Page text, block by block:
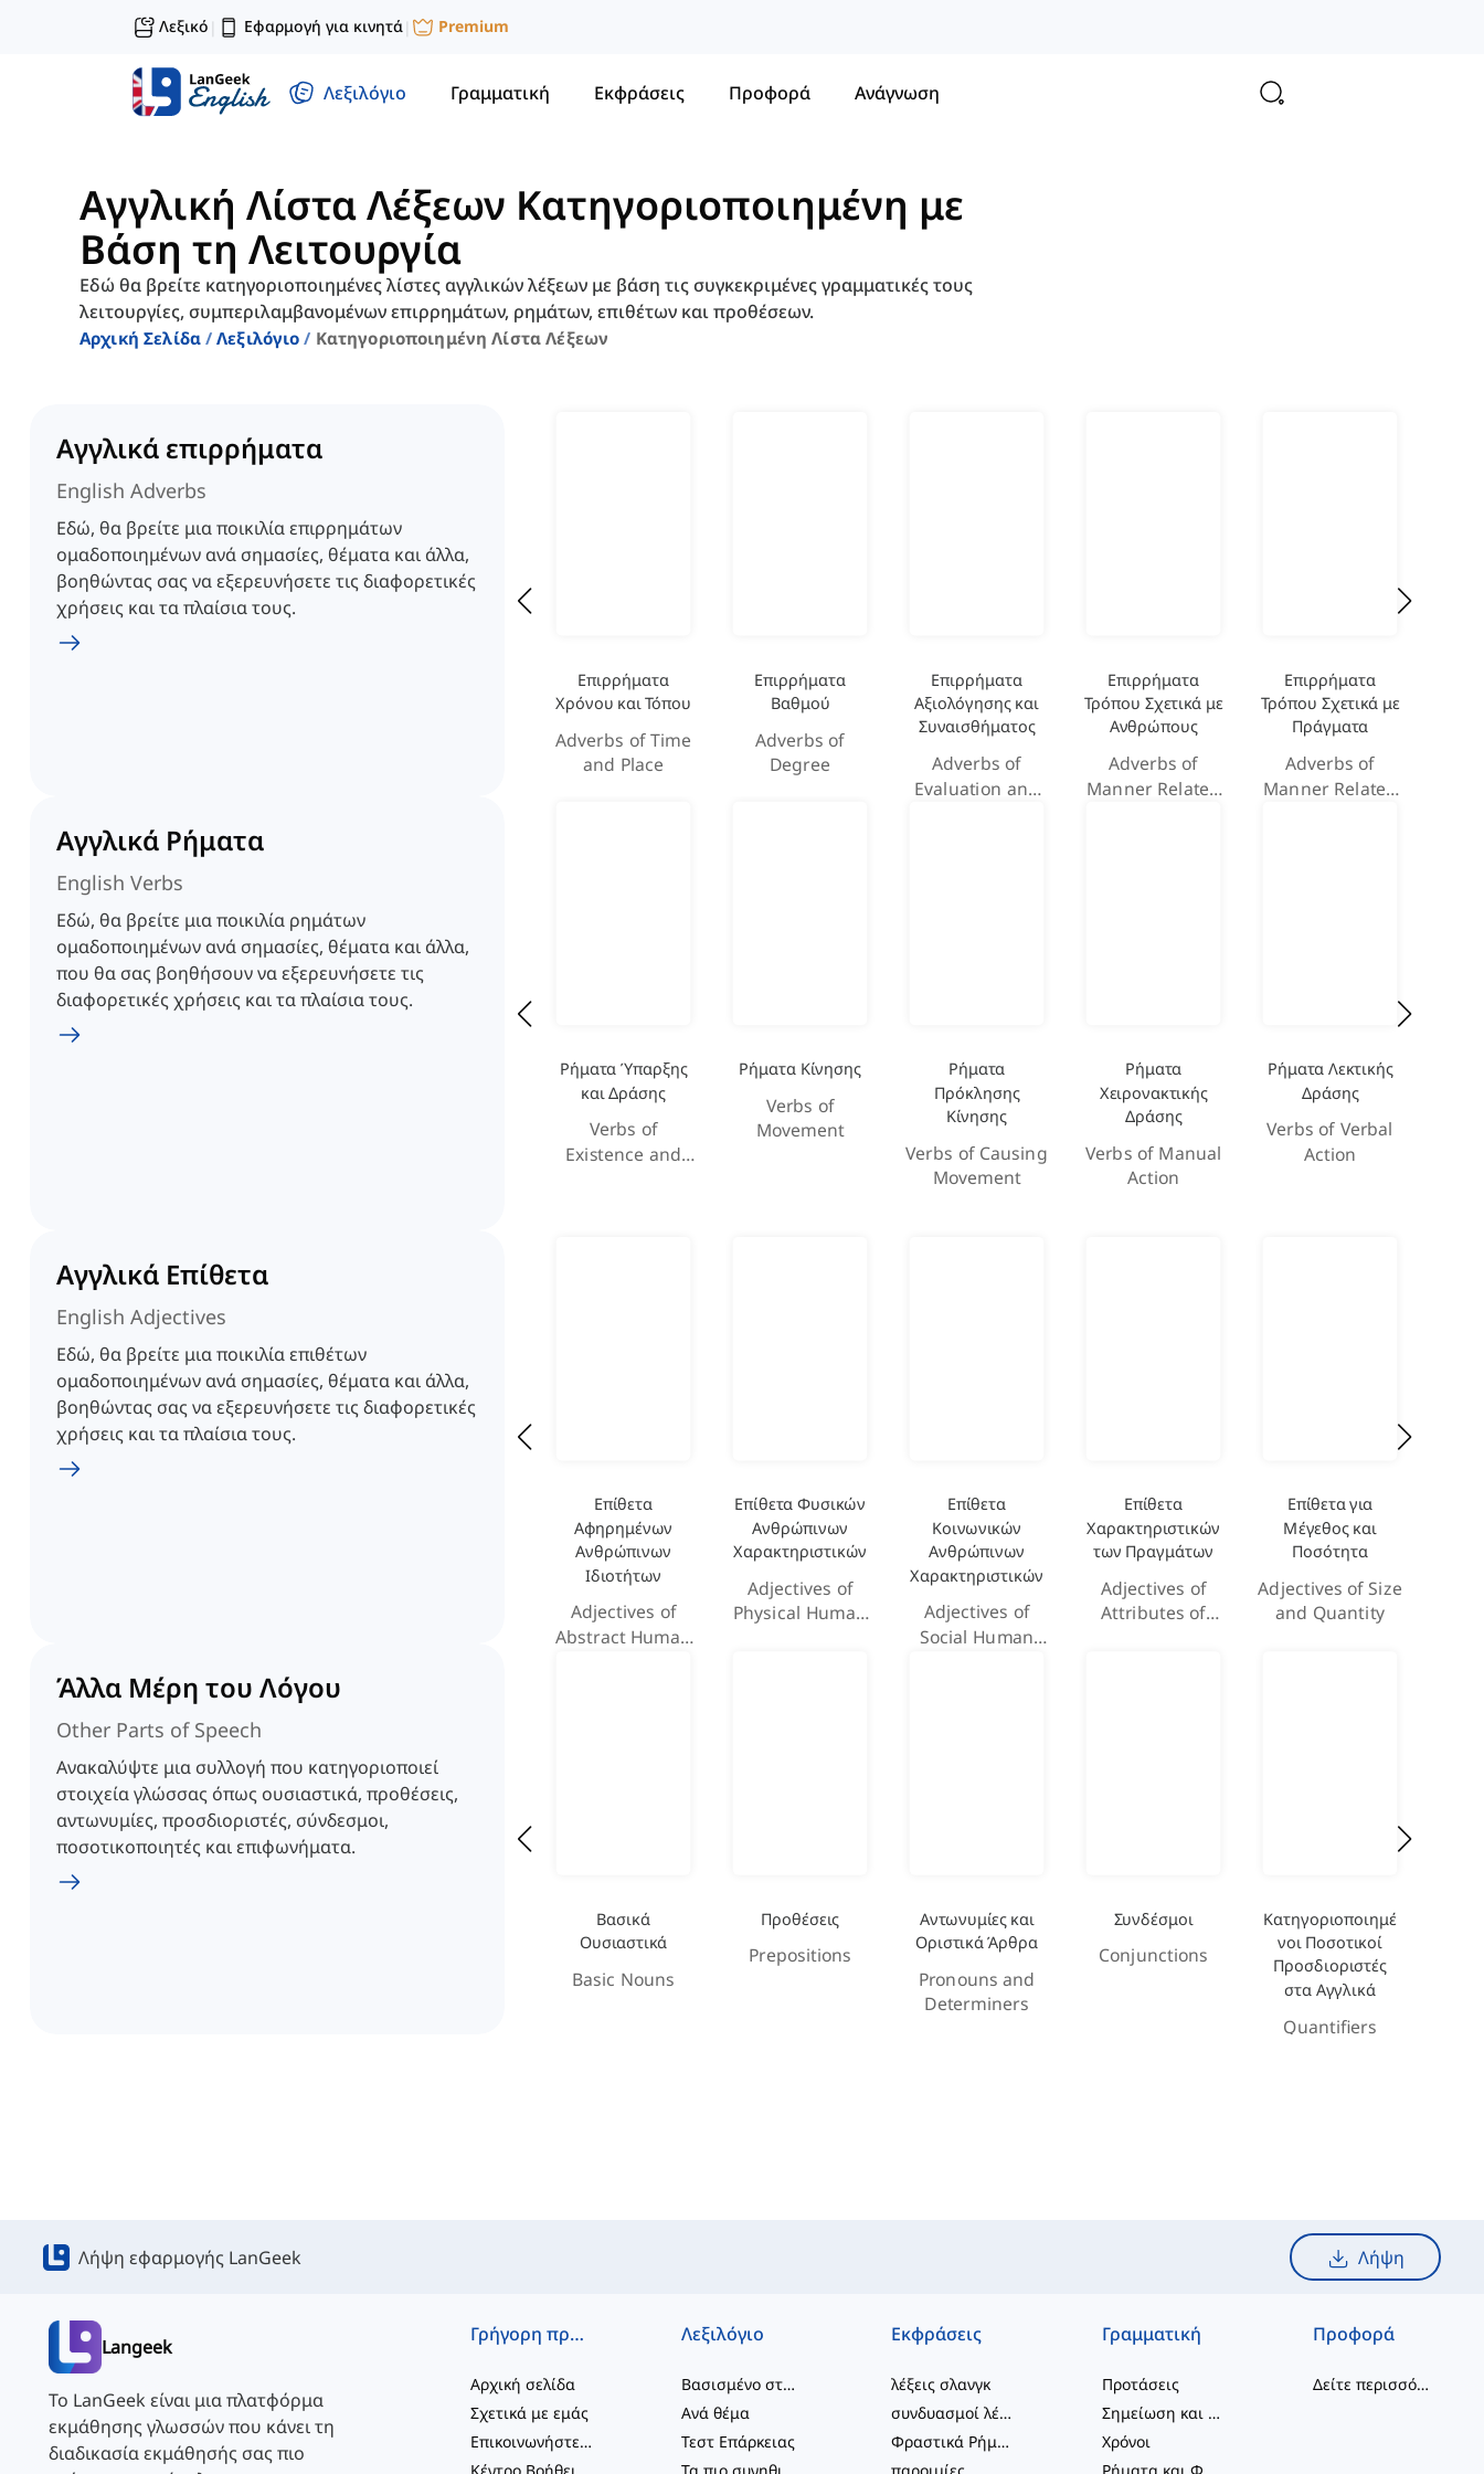
Λεξικό | Εφαρμογή για κινητά| Premium
Λεξιλόγιο Γραμματική Εκφράσεις Προφορά Ανάγνωση
Αγγλική Λίστα Λέξεων Κατηγοριοποιημένη με
Βάση τη Λειτουργία
Εδώ θα βρείτε κατηγοριοποιημένες λίστες αγγλικών λέξεων με βάση τις συγκεκριμένες γραμματικές τους
λειτουργίες, συμπεριλαμβανομένων επιρρημάτων, ρημάτων, επιθέτων και προθέσεων.
Αρχική Σελίδα Λεξιλόγιο Κατηγοριοποιημένη Λίστα Λέξεων
Αγγλικά επιρρήματα
English Adverbs
Εδώ, θα βρείτε μια ποικιλία επιρρημάτων
ομαδοποιημένων ανά σημασίες, θέματα και άλλα,
βοηθώντας σας να εξερευνήσετε τις διαφορετικές
χρήσεις και τα πλαίσια τους.
Επιρρήματα
Χρόνου και Τόπου
Adverbs of Time
and Place
Επιρρήματα
Βαθμού
Adverbs of
Degree
Επιρρήματα
Αξιολόγησης και
Συναισθήματος
Adverbs of
Evaluation and
Επιρρήματα
Τρόπου Σχετικά με
Ανθρώπους
Adverbs of
Manner Related
Επιρρήματα
Τρόπου Σχετικά με
Πράγματα
Adverbs of
Manner Related
Αγγλικά Ρήματα
English Verbs
Εδώ, θα βρείτε μια ποικιλία ρημάτων
ομαδοποιημένων ανά σημασίες, θέματα και άλλα,
που θα σας βοηθήσουν να εξερευνήσετε τις
διαφορετικές χρήσεις και τα πλαίσια τους.
Ρήματα Ύπαρξης
και Δράσης
Verbs of
Existence and
Ρήματα Κίνησης
Verbs of
Movement
Ρήματα
Πρόκλησης
Κίνησης
Verbs of Causing
Movement
Ρήματα
Χειρονακτικής
Δράσης
Verbs of Manual
Action
Ρήματα Λεκτικής
Δράσης
Verbs of Verbal
Action
Αγγλικά Επίθετα
English Adjectives
Εδώ, θα βρείτε μια ποικιλία επιθέτων
ομαδοποιημένων ανά σημασίες, θέματα και άλλα,
βοηθώντας σας να εξερευνήσετε τις διαφορετικές
χρήσεις και τα πλαίσια τους.
Επίθετα
Αφηρημένων
Ανθρώπινων
Ιδιοτήτων
Adjectives of
Abstract Human
Επίθετα Φυσικών
Ανθρώπινων
Χαρακτηριστικών
Adjectives of
Physical Human
Επίθετα
Κοινωνικών
Ανθρώπινων
Χαρακτηριστικών
Adjectives of
Social Human
Επίθετα
Χαρακτηριστικών
των Πραγμάτων
Adjectives of
Attributes of
Επίθετα για
Μέγεθος και
Ποσότητα
Adjectives of Size
and Quantity
Άλλα Μέρη του Λόγου
Other Parts of Speech
Ανακαλύψτε μια συλλογή που κατηγοριοποιεί
στοιχεία γλώσσας όπως ουσιαστικά, προθέσεις,
αντωνυμίες, προσδιοριστές, σύνδεσμοι,
ποσοτικοποιητές και επιφωνήματα.
Βασικά
Ουσιαστικά
Basic Nouns
Προθέσεις
Prepositions
Αντωνυμίες και
Οριστικά Άρθρα
Pronouns and
Determiners
Συνδέσμοι
Conjunctions
Κατηγοριοποιημέ
νοι Ποσοτικοί
Προσδιοριστές
στα Αγγλικά
Quantifiers
Λήψη εφαρμογής LanGeek Λήψη
Langeek
Το LanGeek είναι μια πλατφόρμα
εκμάθησης γλωσσών που κάνει τη
διαδικασία εκμάθησής σας πιο
Γρήγορη πρόσβαση
Αρχική σελίδα
Σχετικά με εμάς
Επικοινωνήστε μαζί μας
Λεξιλόγιο
Βασισμένο στο επίπεδο
Ανά θέμα
Τεστ Επάρκειας
Εκφράσεις
λέξεις σλανγκ
συνδυασμοί λέξεων
Φραστικά Ρήματα
Γραμματική
Προτάσεις
Σημείωση και Ορθογραφία
Χρόνοι
Προφορά
Δείτε περισσότερα